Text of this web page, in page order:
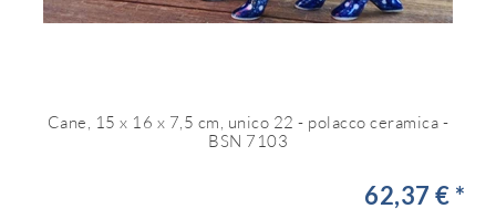
Cane, 15 x 16 x 7,5 cm, unico 22 - polacco ceramica -
BSN 7103
62,37 € *